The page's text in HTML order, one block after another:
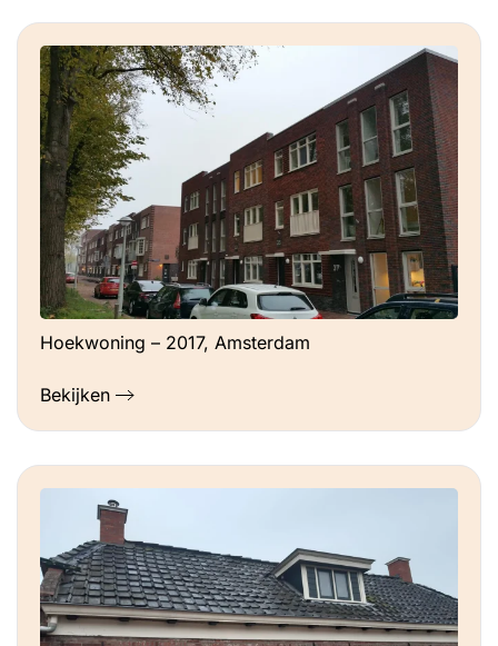
Hoekwoning – 2017, Amsterdam
Bekijken